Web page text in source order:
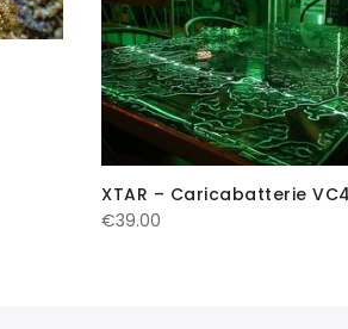
XTAR – Caricabatterie
€39.00